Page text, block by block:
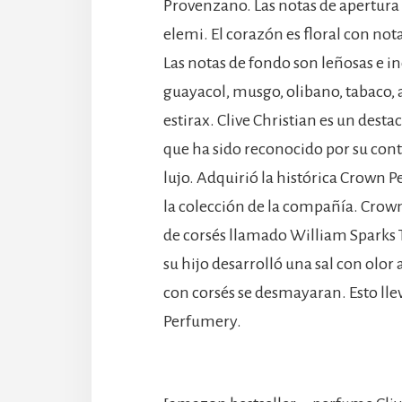
Provenzano. Las notas de
elemi. El corazón es floral con
Las notas de fondo son leñosas e
guayacol, musgo, olibano,
estirax. Clive Christian es un
que ha sido reconocido por su
lujo. Adquirió la histórica Crown
la colección de la compañía.
de corsés llamado William Sparks
su hijo desarrolló una sal con olor
con corsés se desmayaran. Esto
Perfumery.